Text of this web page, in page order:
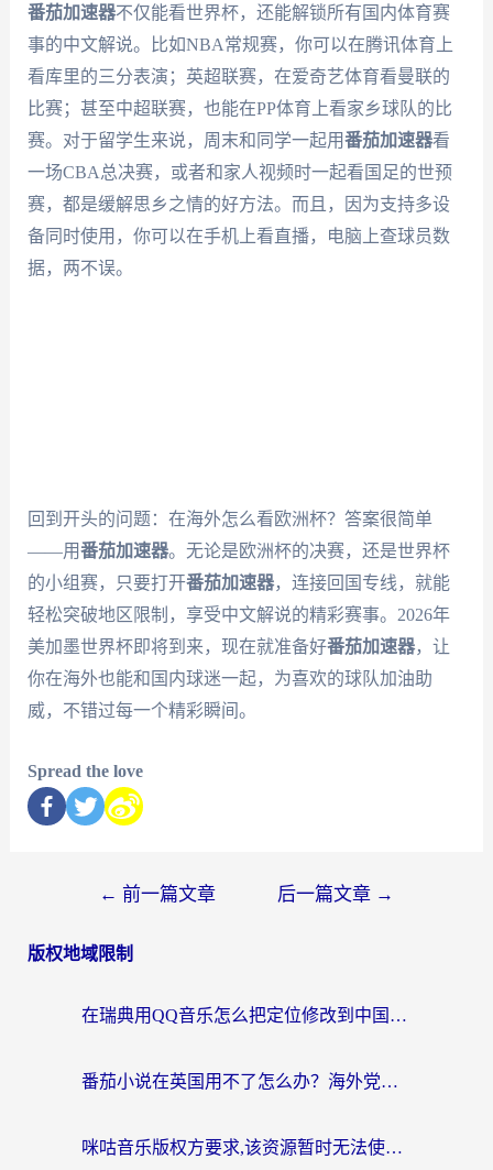
番茄加速器不仅能看世界杯，还能解锁所有国内体育赛
事的中文解说。比如NBA常规赛，你可以在腾讯体育上
看库里的三分表演；英超联赛，在爱奇艺体育看曼联的
比赛；甚至中超联赛，也能在PP体育上看家乡球队的比
赛。对于留学生来说，周末和同学一起用番茄加速器看
一场CBA总决赛，或者和家人视频时一起看国足的世预
赛，都是缓解思乡之情的好方法。而且，因为支持多设
备同时使用，你可以在手机上看直播，电脑上查球员数
据，两不误。
回到开头的问题：在海外怎么看欧洲杯？答案很简单
——用番茄加速器 。无论是欧洲杯的决赛，还是世界杯
的小组赛，只要打开番茄加速器 ，连接回国专线，就能
轻松突破地区限制，享受中文解说的精彩赛事。2026年
美加墨世界杯即将到来，现在就准备好番茄加速器 ，让
你在海外也能和国内球迷一起，为喜欢的球队加油助
威，不错过每一个精彩瞬间。
Spread the love
前一篇文章 后一篇文章
版权地域限制